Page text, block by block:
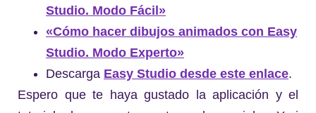
Studio. Modo Fácil»
«Cómo hacer dibujos animados con Easy
Studio. Modo Experto»
Descarga Easy Studio desde este enlace.
Espero que te haya gustado la aplicación y el